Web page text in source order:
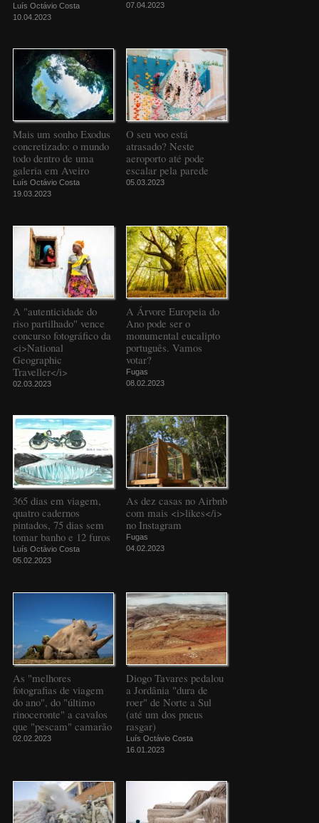
Luís Octávio Costa
10.04.2023
07.04.2023
Mais um sonho Exodus
concretizado: o mundo
todo dentro de uma
galeria em Aveiro
Luís Octávio Costa
19.03.2023
O seu voo está
atrasado? Neste
aeroporto até pode
escalar pela parede
05.03.2023
A "autenticidade do
riso partilhado" vence
concurso fotográfico da
<i>National
Geographic
Traveller</i>
02.03.2023
A Árvore Europeia do
Ano pode ser o
monumental eucalipto
português. Vamos
votar?
Fugas
08.02.2023
365 dias em viagem,
quatro cadernos
pintados, 75 dias sem
tomar banho e 12 furos
Luís Octávio Costa
05.02.2023
As dez casas no Airbnb
com mais <i>likes</i>
no Instagram
Fugas
04.02.2023
As "melhores
fotografias de viagem
do ano", do "último
rinoceronte" a cavalos
que "pescam" camarão
02.02.2023
Diogo Tavares pedalou
a Jordânia "dura de
roer" de Norte a Sul
(até um dos pneus
rasgar)
Luís Octávio Costa
16.01.2023